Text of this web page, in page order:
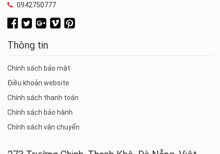
0942750777
Thông tin
Chính sách bảo mật
Điều khoản website
Chính sách thanh toán
Chính sách bảo hành
Chính sách vận chuyển